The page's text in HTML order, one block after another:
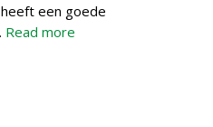
een goede
Read more